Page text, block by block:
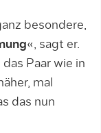
besondere,
«, sagt er.
Paar wie in
mal
das nun